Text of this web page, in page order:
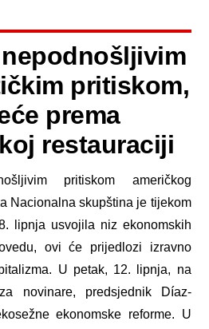
pritiskom,
prema
restauraciji
pritiskom američkog
Nacionalna skupština je tijekom
lipnja usvojila niz ekonomskih
ovi će prijedlozi izravno
U petak, 12. lipnja, na
novinare, predsjednik Díaz-
ekonomske reforme. U